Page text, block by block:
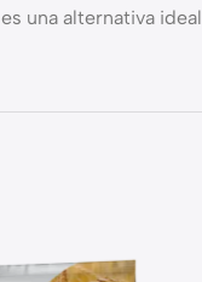
es una alternativa ideal